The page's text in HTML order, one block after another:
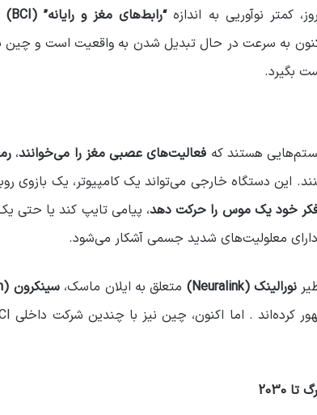
کمتر نوآوریی به اندازه“رابط‌های مغز و رایانه” (BCI)
به سرعت در حال تبدیل شدن به واقعیت است و چین
بگیرد.
فعالیت‌های عصبی مغز را می‌خوانند،
این دستگاه خارجی می‌تواند یک کامپیوتر، یک بازوی
خود یک موس را حرکت دهد
دارای معلولیت‌های شدید جسمی آشکار می‌شود.
نورالینک (Neuralink) متعلق به ایلان ماسک،سینکرون (Synchron)
2030